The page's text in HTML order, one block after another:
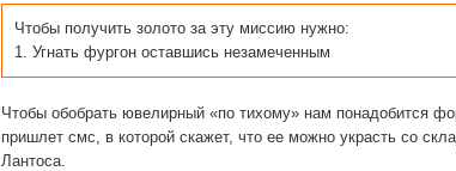
Чтобы получить золото за эту миссию нужно:
1. Угнать фургон оставшись незамеченным
Чтобы обобрать ювелирный «по тихому» нам понадобится
пришлет смс, в которой скажет, что ее можно украсть со
Лантоса.